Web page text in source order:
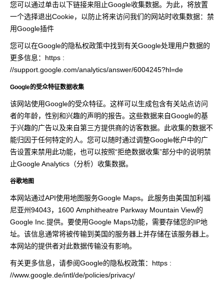
您可以通过单击以下链接来阻止Google收集数据。为此，将放置
一个选择退出Cookie，以防止将来访问我们的网站时收集数据：禁
用Google插件
您可以在Google的隐私权政策中找到有关Google处理用户数据的
更多信息：https :
//support.google.com/analytics/answer/6004245?hl=de
Google的受众特征数据收集
该网站使用Google的受众特征。这样可以生成包含有关站点访问
者的年龄，性别和兴趣的声明的报告。这些数据来自Google的基
于兴趣的广告以及来自第三方提供商的访客数据。此收集的数据不
能归因于任何特定的人。您可以随时通过调整Google帐户中的广
告设置来禁用此功能，也可以按照“拒绝数据收集”部分中的说明禁
止Google Analytics（分析）收集数据。
谷歌地图
本网站通过API使用地图服务Google Maps。此服务由美国加利福
尼亚州94043，1600 Amphitheatre Parkway Mountain View的
Google Inc.提供。要使用Google Maps功能，需要存储您的IP地
址。该信息通常将被传输到美国的服务器上并存储在该服务器上。
本网站的提供者对此数据传输没有影响。
有关更多信息，请参阅Google的隐私权政策：https :
//www.google.de/intl/de/policies/privacy/